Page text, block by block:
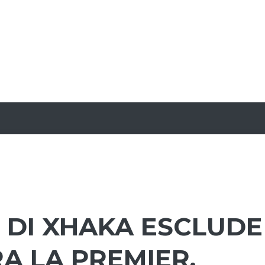
XHAKA ESCLUDE
LA PREMIER,